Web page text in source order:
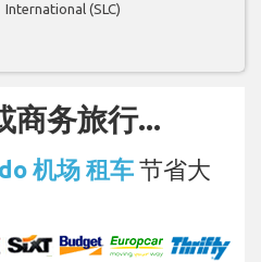
International (SLC)
商务旅行...
机场 租车节省大